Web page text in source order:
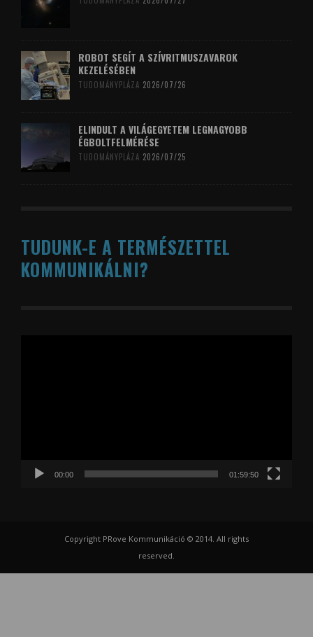
ROBOT SEGÍT A SZÍVRITMUSZAVAROK
KEZELÉSÉBEN
TUDOMÁNYPLÁZA 2026/07/26
ELINDULT A VILÁGEGYETEM LEGNAGYOBB
ÉGBOLTFELMÉRÉSE
TUDOMÁNYPLÁZA 2026/07/25
TUDUNK-E A TERMÉSZETTEL
KOMMUNIKÁLNI?
00:00 01:59:50
Copyright PRove Kommunikáció © 2014. All rights
reserved.